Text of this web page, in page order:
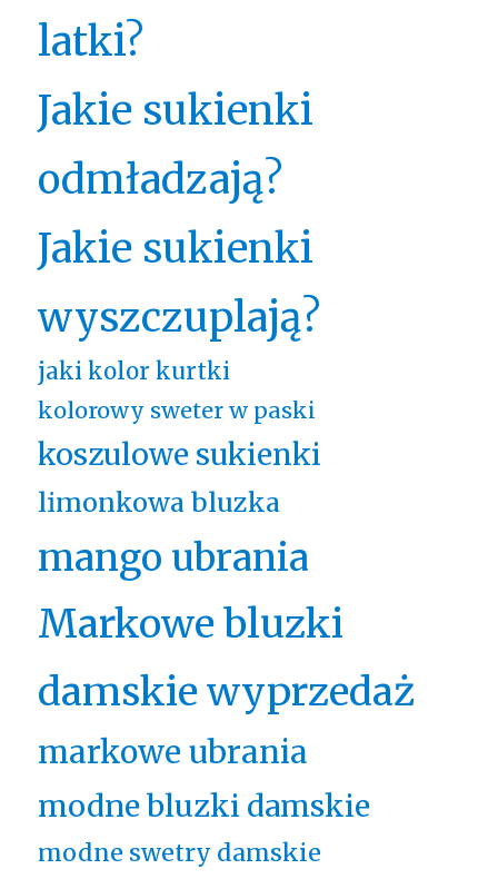
latki?
Jakie sukienki
odmładzają?
Jakie sukienki
wyszczuplają?
jaki kolor kurtki
kolorowy sweter w paski
koszulowe sukienki
limonkowa bluzka
mango ubrania
Markowe bluzki
damskie wyprzedaż
markowe ubrania
modne bluzki damskie
modne swetry damskie